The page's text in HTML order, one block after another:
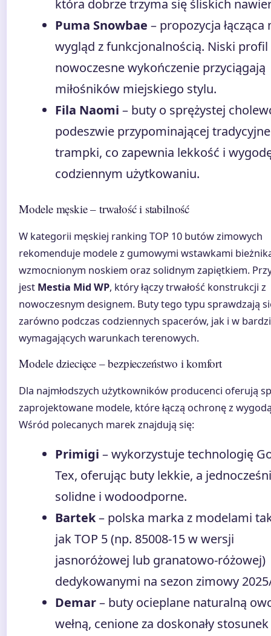
która dobrze trzyma się śliskich
Puma Snowbae – propozycja łącząca
wygląd z funkcjonalnością. Niski profil
nowoczesne wykończenie przyciągają
miłośników miejskiego stylu.
Fila Naomi – buty o sprężystej
podeszwie przypominającej tradycyjne
trampki, co zapewnia lekkość i
codziennym użytkowaniu.
Modele męskie – trwałość i stabilność
W kategorii męskiej ranking TOP 10 butów zimowych
rekomenduje modele z gumowymi wstawkami
wzmocnionym noskiem oraz solidnym zapiętkiem.
jest Mestia Mid WP, który łączy trwałość konstrukcji z
nowoczesnym designem. Buty tego typu sprawdzają
zarówno podczas codziennych spacerów, jak i w
wymagających warunkach terenowych.
Modele dziecięce – bezpieczeństwo i komfort
Dla najmłodszych użytkowników producenci oferują
zaprojektowane modele, które łączą ochronę z
Wśród polecanych marek znajdują się:
Primigi – wykorzystuje technologię
Tex, oferując buty lekkie, a
solidne i wodoodporne.
Bartek– polska marka z modelami
jak TOP 5 (np. 85008-15 w wersji
jasnoróżowej lub granatowo-różowej)
dedykowanymi na sezon zimowy
Demar– buty ocieplane naturalną
wełną, cenione za doskonały